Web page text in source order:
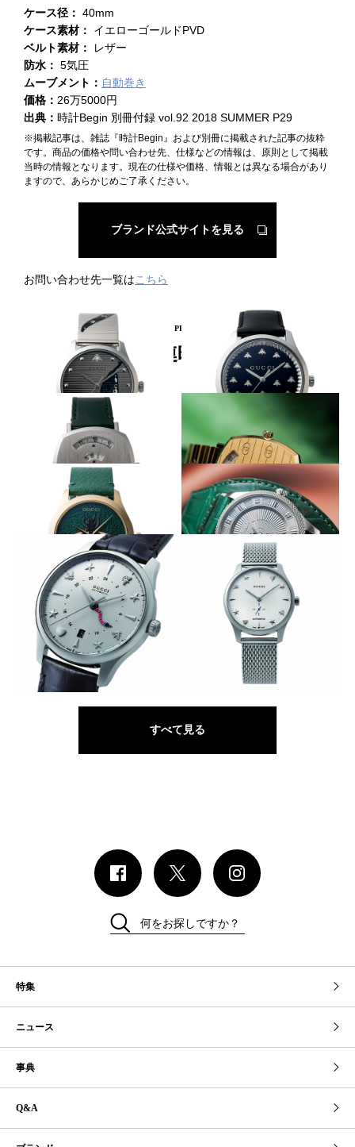
ケース径： 40mm
ケース素材： イエローゴールドPVD
ベルト素材：
レザー
防水： 5気圧
ムーブメント： 自動巻き
価格： 26万5000円
出典： 時計Begin 別冊付録 vol.92 2018 SUMMER P29
※掲載記事は、雑誌『時計Begin』および別冊に掲載された記事の抜粋
です。商品の価格や問い合わせ先、仕様などの情報は、原則として掲載
当時の情報となります。現在の仕様や価格、情報とは異なる場合があり
ますので、あらかじめご了承ください。
ブランド公式サイトを見る
お問い合わせ先一覧はこちら
PICKUP PRODUCT
関連時計
SSブレスにプリント
G-タイムレス コンテンポラリ
初の天然石ダイヤル
G-タイムレス オートマティッ
ク
ソリッド感高めなモードな外観
グリップ
ソリッド感高めなモードな外観
GUCCI
グリップ
リアルなビー（ハチ）を堂々と
G-タイムレス
一体打ち出しで奥行きある造形に
オートマティック ウォッチ
ファッショナブルに旅を彩る
GUCCI
G-タイムレス オートマティッ
ク GMT
ダイヤルの装飾に凝る
G-タイムレス スリム オートマ
すべて見る
特集
ニュース
事典
Q&A
何をお探しですか？